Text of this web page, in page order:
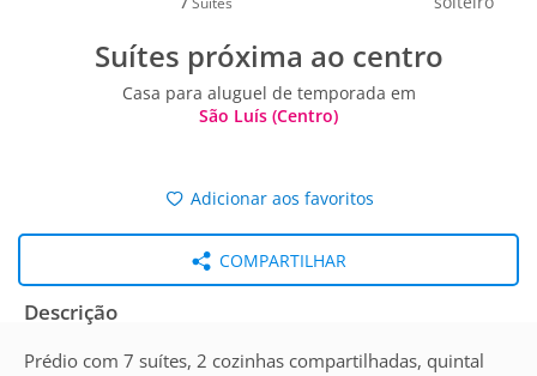
Suítes próxima ao centro
Casa para aluguel de temporada em
São Luís (Centro)
Adicionar aos favoritos
COMPARTILHAR
Descrição
Prédio com 7 suítes, 2 cozinhas compartilhadas, quintal